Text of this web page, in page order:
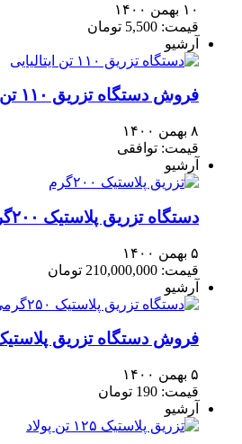
۱۰ بهمن ۱۴۰۰
قیمت: 5,500 تومان
آرشیو
فروش دستگاه تزریق ۱۱۰ تن ایتالیایی
۸ بهمن ۱۴۰۰
قیمت: توافقی
آرشیو
دستگاه تزریق پلاستیک ۲۰۰گرم
۵ بهمن ۱۴۰۰
قیمت: 210,000,000 تومان
آرشیو
فروش دستگاه تزریق پلاستیک
۵ بهمن ۱۴۰۰
قیمت: 190 تومان
آرشیو